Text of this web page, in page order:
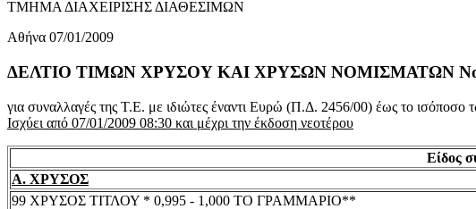
ΤΜΗΜΑ ΔΙΑΧΕΙΡΙΣΗΣ ΔΙΑΘΕΣΙΜΩΝ
Αθήνα 07/01/2009
ΔΕΛΤΙΟ ΤΙΜΩΝ ΧΡΥΣΟΥ ΚΑΙ ΧΡΥΣΩΝ ΝΟΜΙΣΜΑΤΩΝ
για συναλλαγές της Τ.Ε. με ιδιώτες έναντι Ευρώ (Π.Δ. 2456/00) έως το
Ισχύει από 07/01/2009 08:30 και μέχρι την έκδοση νεοτέρου
Είδος
Α. ΧΡΥΣΟΣ
99 ΧΡΥΣΟΣ ΤΙΤΛΟΥ * 0,995 - 1,000 ΤΟ ΓΡΑΜΜΑΡΙΟ**